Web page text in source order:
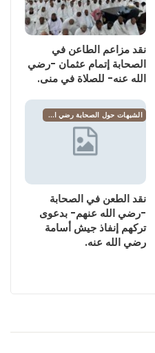
نقد مزاعم الطاعن في
الصحابة إتمام عثمان -رضي
الله عنه- للصلاة في منى.
الشبهات حول الصحابة رضي الله عنهم
نقد الطعن في الصحابة
-رضي الله عنهم- بدعوى
تركهم إنفاذ جيش أسامة
رضي الله عنه.